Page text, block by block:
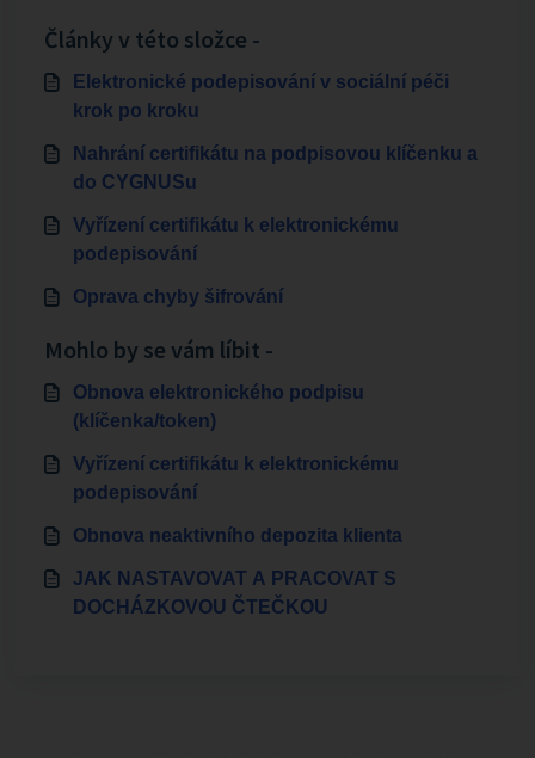
Články v této složce -
Elektronické podepisování v sociální péči
krok po kroku
Nahrání certifikátu na podpisovou klíčenku a
do CYGNUSu
Vyřízení certifikátu k elektronickému
podepisování
Oprava chyby šifrování
Mohlo by se vám líbit -
Obnova elektronického podpisu
(klíčenka/token)
Vyřízení certifikátu k elektronickému
podepisování
Obnova neaktivního depozita klienta
JAK NASTAVOVAT A PRACOVAT S
DOCHÁZKOVOU ČTEČKOU